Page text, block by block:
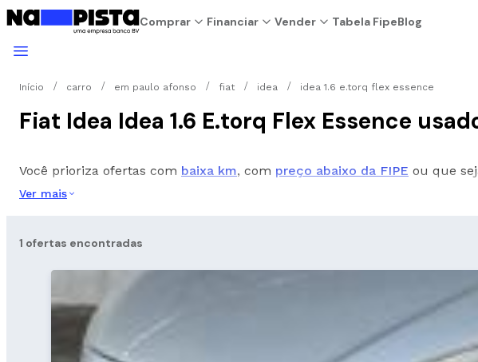
Comprar Financiar Vender Tabela FipeBlog
Início carro em paulo afonso fiat idea idea 1.6 e.torq flex essence
Fiat Idea Idea 1.6 E.torq Flex Essence
Você prioriza ofertas com baixa km, com preço abaixo da FIPE ou que
Ver mais
1 ofertas encontradas